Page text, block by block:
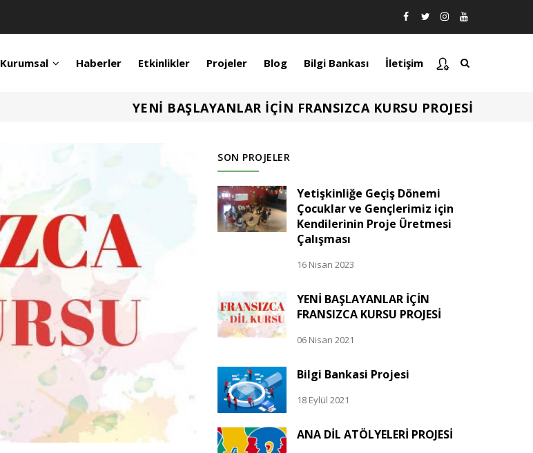
Kurumsal Haberler Etkinlikler Projeler Blog Bilgi Bankası İletişim
YENİ BAŞLAYANLAR İÇİN FRANSIZCA KURSU PROJESİ
SON PROJELER
Yetişkinliğe Geçiş Dönemi
Çocuklar ve Gençlerimiz için
Kendilerinin Proje Üretmesi
Çalışması
16 Nisan 2023
YENİ BAŞLAYANLAR İÇİN
FRANSIZCA KURSU PROJESİ
06 Nisan 2021
Bilgi Bankasi Projesi
18 Eylül 2021
ANA DİL ATÖLYELERİ PROJESİ